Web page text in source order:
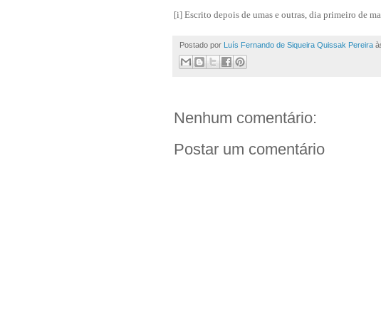
[i] Escrito depois de umas e outras, dia primeiro de
Postado por Luís Fernando de Siqueira Quissak Pereira
Nenhum comentário:
Postar um comentário